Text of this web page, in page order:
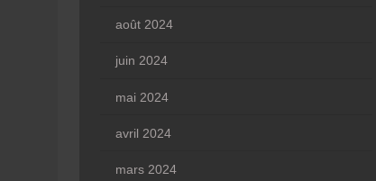
août 2024
juin 2024
mai 2024
avril 2024
mars 2024